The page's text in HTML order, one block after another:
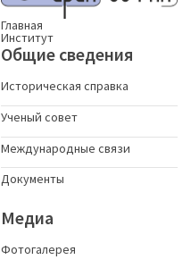
Главная
Институт
Общие сведения
Историческая справка
Ученый совет
Международные связи
Документы
Медиа
Фотогалерея